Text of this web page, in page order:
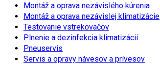
Montáž a oprava nezávislého kúrenia
Montáž a oprava nezávislej klimatizácie
Testovanie vstrekovačov
Plnenie a dezinfekcia klimatizácií
Pneuservis
Servis a opravy návesov a prívesov